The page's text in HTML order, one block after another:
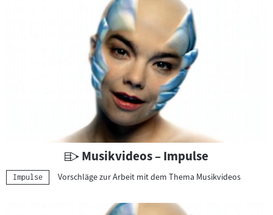
U
n
t
Musikvideos – Impulse
Kategorie:
Impulse Vorschläge zur Arbeit mit dem Thema Musikvideos